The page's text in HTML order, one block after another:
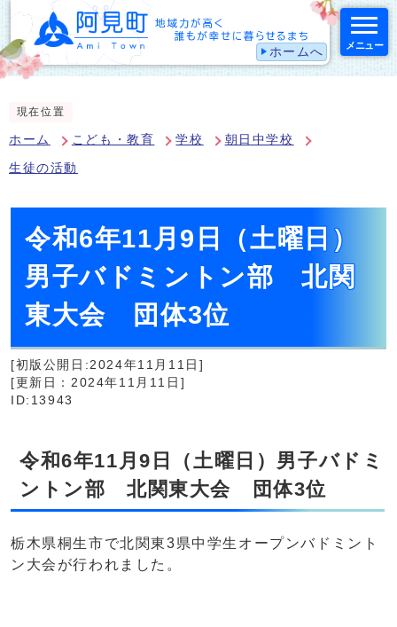
ホームへ メニュー
現在位置
ホーム こども・教育 学校 朝日中学校
生徒の活動
令和6年11月9日（土曜日）
男子バドミントン部 北関
東大会 団体3位
[初版公開日:2024年11月11日]
[更新日：2024年11月11日]
ID:13943
令和6年11月9日（土曜日）男子バドミ
ントン部 北関東大会 団体3位
栃木県桐生市で北関東3県中学生オープンバドミント
ン大会が行われました。